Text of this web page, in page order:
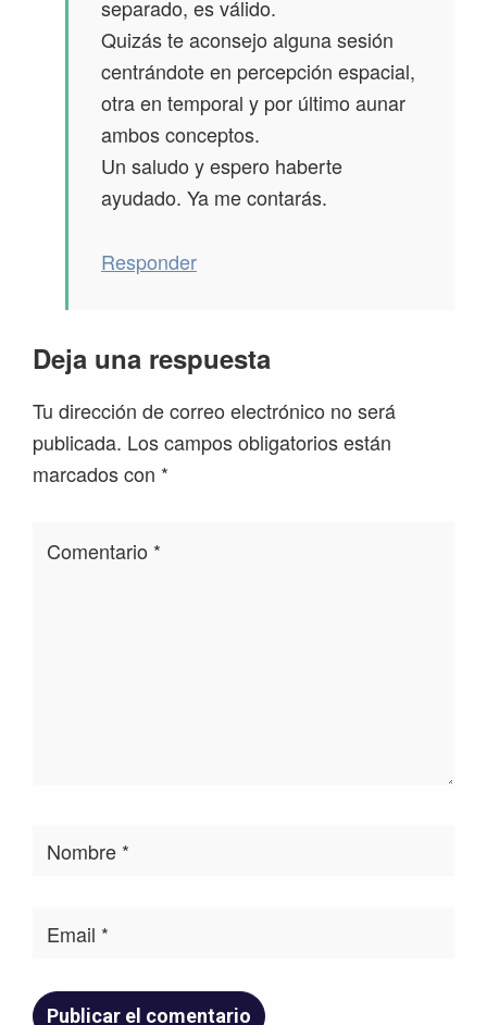
separado, es válido.
Quizás te aconsejo alguna sesión
centrándote en percepción espacial,
otra en temporal y por último aunar
ambos conceptos.
Un saludo y espero haberte
ayudado. Ya me contarás.
Responder
Deja una respuesta
Tu dirección de correo electrónico no será
publicada. Los campos obligatorios están
marcados con *